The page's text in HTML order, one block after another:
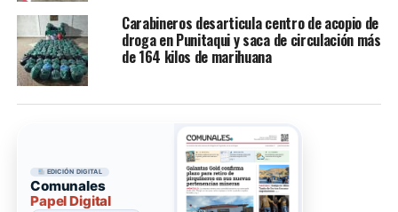
Carabineros desarticula centro de acopio de
droga en Punitaqui y saca de circulación más
de 164 kilos de marihuana
EDICIÓN DIGITAL
Comunales
Papel Digital